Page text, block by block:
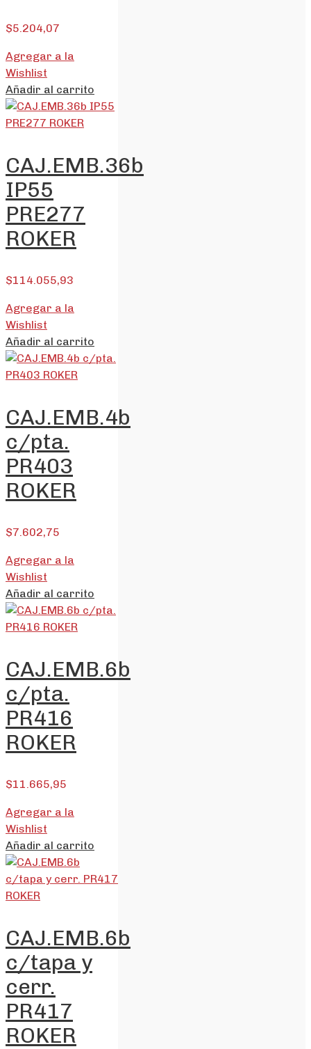
$5.204,07
Agregar a la
Wishlist
Añadir al carrito
CAJ.EMB.36b
IP55
PRE277
ROKER
$114.055,93
Agregar a la
Wishlist
Añadir al carrito
CAJ.EMB.4b
c/pta.
PR403
ROKER
$7.602,75
Agregar a la
Wishlist
Añadir al carrito
CAJ.EMB.6b
c/pta.
PR416
ROKER
$11.665,95
Agregar a la
Wishlist
Añadir al carrito
CAJ.EMB.6b
c/tapa y
cerr.
PR417
ROKER